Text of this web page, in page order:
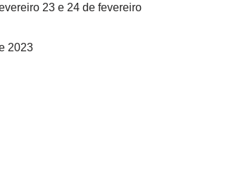
23 e 24 de fevereiro
2023